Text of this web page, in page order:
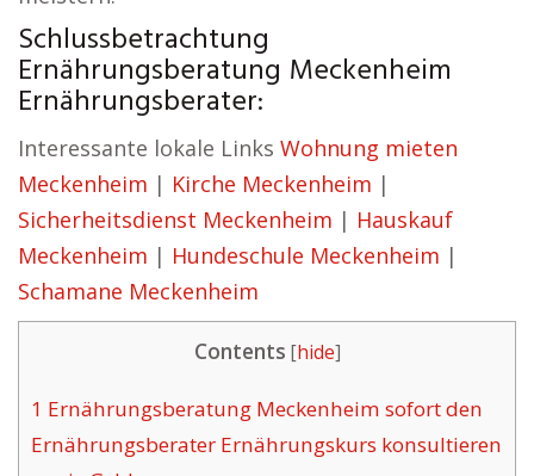
Schlussbetrachtung
Ernährungsberatung Meckenheim
Ernährungsberater:
Interessante lokale Links Wohnung mieten
Meckenheim | Kirche Meckenheim |
Sicherheitsdienst Meckenheim | Hauskauf
Meckenheim | Hundeschule Meckenheim |
Schamane Meckenheim
Contents [hide]
1 Ernährungsberatung Meckenheim sofort den
Ernährungsberater Ernährungskurs konsultieren